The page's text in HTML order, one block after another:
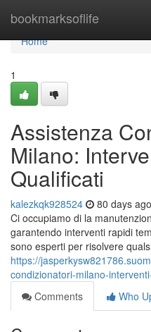
bookmarksoflife
Home
Home
1
Assistenza
Milano:
Qualificati
kalezkqk928524 80 days ago
Ci occupiamo di la
garantendo interventi rapidi
sono esperti per risolvere
https://
condizionatori-milano-
Comments
Who